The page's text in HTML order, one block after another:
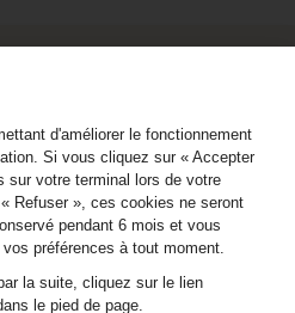
d'améliorer le fonctionnement
Si vous cliquez sur « Accepter
sur votre terminal lors de votre
Refuser », ces cookies ne seront
pendant 6 mois et vous
préférences à tout moment.
la suite, cliquez sur le lien
le pied de page.
Agenda
mail
/ Réalisation Corsicaweb